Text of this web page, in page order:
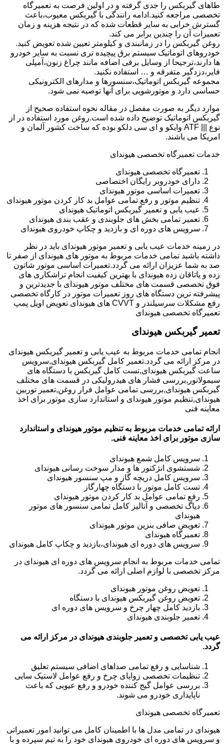
طاهای گیربکس را جدی گرفته و در اولین فرصت به تعمیرگاه
تخصصی مراجعه کنید.ادامه رانندگی با گیربکس معیوب،باعث
گسترش خرابی به سایر قطعات شده که در نتیجه هزینه و زمان
تعمیرات آن را چندین برابر می کند.
روغن گیربکس را در زمانبندی و کیلومتر تعیین شده تعویض کنید.
خودروهای اتوماتیک سیستم برق پیچیده تری نسبت به سایر خودرو
ها دارند،ترجیحا از وسایل برقی اضافه مانند چراغ زنون،آمپلی
فایر،دزدگیر متفرقه و … استفاده نکنید.
مجموعه گیربکس اتوماتیک،سنسورها و مدارهای الکترونیکی
حساسی دارد و موتورشویی برای آنها توصیه نمی شود.
موارد دیگر به صورت مفصل در مقاله نحوه استفاده صحیح از
گیربکس اتوماتیک توضیح داده شده است.روغن مورد استفاده در از
نوع ||| ATF وایکو و ای سی دلکو بوده که ساخت کشور آلمان و
امریکا می باشند.
خدمات تعمیرگاه تخصصی هیوندای
تعمیرگاه تخصصی هیوندای
دارای خودروبر رایگان اختصاصی
تعمیرات اساسی موتور هیوندای
تنظیم موتور و رفع تمامی عوامل بد کار کردن موتور هیوندای
عیب یابی و تعمیر گیربکس اتوماتیک هیوندای
تعمیر تمامی بخش های جلوبندی و عقب بندی هیوندای
سرویس های دوره ای و بازدید و چکاپ خودروی هیوندای
در زمینه خدمات عیب یابی و تعمیر موتور هیوندای باید در نظر
داشته باشید تمامی خدمات مربوط به موتور های هیوندای از صفر تا
صد به شما عزیزان ارائه می گردد.تعمیرات اساسی موتور شاتون
زده و یاتاقان زده هیوندای با بهترین کیفیت انجام تراشکاری های
فوق تخصصی قسمت های مختلف موتور هیوندای با جدیدترین و
پیشرفته ترین دستگاه های روز تعمیرات موتور در کارگاه تخصصی
رفع مشکلات سرسیلندر و CVVT های هیوندای تعویض اویل پمپ
تعمیرگاه تخصصی هیوندای
تعمیر گیربکس هیوندای
انجام تمامی خدمات مربوط به عیب یابی و تعمیر گیربکس هیوندای
در مرکز ارائه می گردد.تعمیر کامل گیربکس هیوندای,سرویس
ساعت گیربکس هیوندای,تست کامل گیربکس با دستگاه های
سیمولاتور,بررسی فشار های هیدرولیکی در قسمت های مختلف
گیربکس هیوندای,بررسی تمامی عوامل فرار روغن,تعمیر توربین
هیوندای,تنظیم موتور هیوندای و استاندارد سازی موتور برای اخذ
معاینه فنی
ارائه تمامی خدمات مربوط به تنظیم موتور هیوندای و استاندارد
سازی موتور برای اخذ معاینه فنی.
سرویس کامل شمع هیوندای
شستشوی انژکتور ها و مدار سوخت رسانی هیوندای
سرویس کامل دریچه گاز و مپ سنسور هیوندای
تست کامل موتور با دستگاه چهارگاز
رفع تمامی عوامل بد کار کردن موتور هیوندای
دیاگ تخصصی و آنالیز کامل تمامی سنسور های موتور
هیوندای
تعویض صافی بنزین موتور هیوندای
تعمیرگاه هیوندای
سرویس های دوره ای هیوندای،بازدید و چکاپ کامل هیوندای
تمامی خدمات مربوط به انجام سرویس های دوره ای هیوندای در
مرکز تخصصی با لوازم اصلی ارائه می گردد.
تعویض روغن موتور هیوندای
تعویض روغن گیربکس هیوندای با دستگاه
بازدید کامل چهار چرخ و سرویس های دوره ای
تعمیر جلوبندی هیوندای
عیب یابی تخصصی و تعمیر جلوبندی هیوندای در مرکز ارائه می
گردد.
شناسایی و رفع تمامی صداهای اضافی سیستم تعلیق
تنظیمات تخصصی زوایای چرخ و رفع عوامل لاستیک سایی
بررسی عوامل گیج کننده خودرو و رفع عیوبی که باعث
ناپایداری خودرو می شوند.
تعمیرگاه تخصصی هیوندای
هیوندای در تمامی مدل ها با اطمینان کامل می توانید امور تعمیراتی
و سرویس های دوره ای خودروی هیوندای خود را به تیم سپرده و با